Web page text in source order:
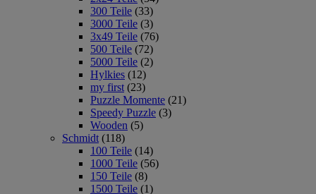
300 Teile (33)
3000 Teile (3)
3x49 Teile (76)
500 Teile (72)
5000 Teile (2)
Hylkies (12)
my first (23)
Puzzle Momente (21)
Speedy Puzzle (3)
Wooden (5)
Schmidt (118)
100 Teile (14)
1000 Teile (56)
150 Teile (8)
1500 Teile (1)